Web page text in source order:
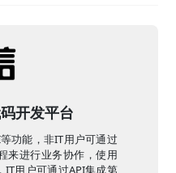
开发平台
功能，非IT用户可通过
来进行业务协作，使用